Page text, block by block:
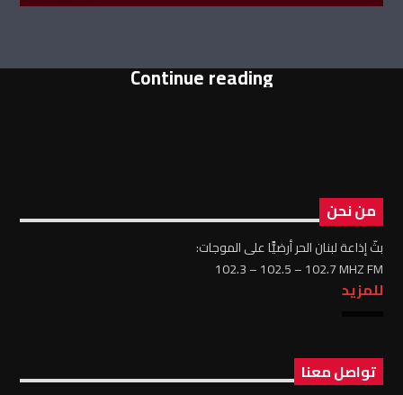
Continue reading
من نحن
بثّ إذاعة لبنان الحر أرضيًّا على الموجات:
102.3 – 102.5 – 102.7 MHZ FM
للمزيد
تواصل معنا